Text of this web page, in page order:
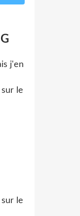
j'en
sur le
sur le